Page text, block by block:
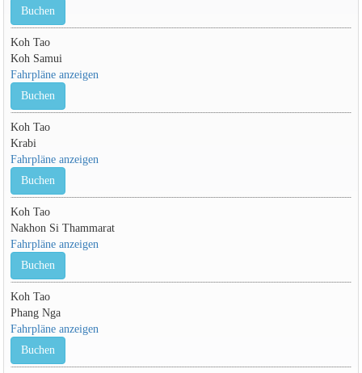
Buchen
Koh Tao
Koh Samui
Fahrpläne anzeigen
Buchen
Koh Tao
Krabi
Fahrpläne anzeigen
Buchen
Koh Tao
Nakhon Si Thammarat
Fahrpläne anzeigen
Buchen
Koh Tao
Phang Nga
Fahrpläne anzeigen
Buchen